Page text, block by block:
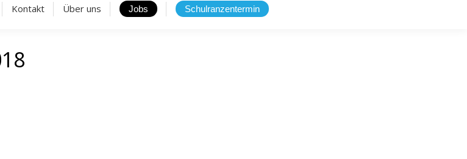
Kontakt Über uns